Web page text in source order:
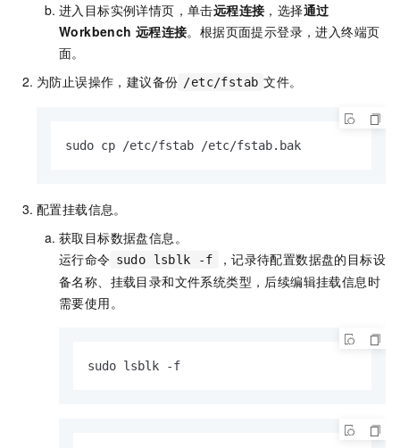
进入目标实例详情页，单击远程连接 ，选择通过
Workbench 远程连接。根据页面提示登录，进入终端页
面。
为防止误操作，建议备份 /etc/fstab 文件。
sudo cp /etc/fstab /etc/fstab.bak
配置挂载信息。
获取目标数据盘信息。
运行命令 sudo lsblk -f
，记录待配置数据盘的目标设
备名称、挂载目录和文件系统类型，后续编辑挂载信息时
需要使用。
sudo lsblk -f